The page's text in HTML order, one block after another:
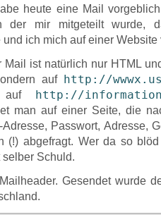
heute eine Mail
der mir mitgeteilt wurde,
und ich mich auf einer
Mail ist natürlich nur HTML
auf
http://
auf http://
man auf einer Seite, die
Passwort, Adresse,
(!) abgefragt. Wer da so
Schuld.
Gesendet wurde